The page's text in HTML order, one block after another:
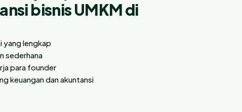
bisnis UMKM di
yang lengkap
sederhana
para founder
keuangan dan akuntansi